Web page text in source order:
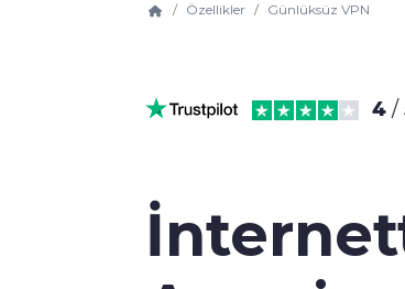
Özellikler Günlüksüz VPN
4 /